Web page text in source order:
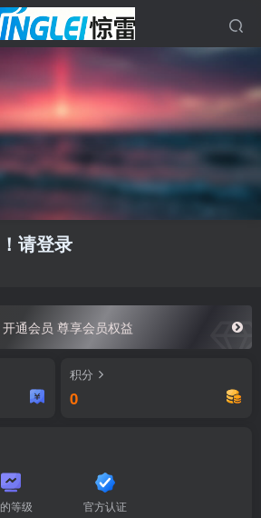
请登录
开通会员 尊享会员权益
积分
0
等级 官方认证